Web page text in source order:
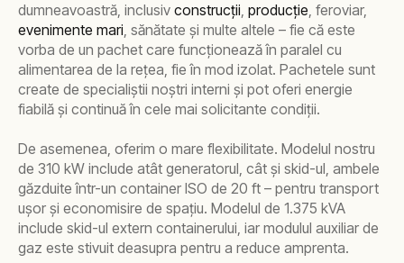
dumneavoastră, inclusiv construcții, producție, feroviar,
evenimente mari, sănătate și multe altele – fie că este
vorba de un pachet care funcționează în paralel cu
alimentarea de la rețea, fie în mod izolat. Pachetele sunt
create de specialiștii noștri interni și pot oferi energie
fiabilă și continuă în cele mai solicitante condiții.
De asemenea, oferim o mare flexibilitate. Modelul nostru
de 310 kW include atât generatorul, cât și skid-ul, ambele
găzduite într-un container ISO de 20 ft – pentru transport
ușor și economisire de spațiu. Modelul de 1.375 kVA
include skid-ul extern containerului, iar modulul auxiliar de
gaz este stivuit deasupra pentru a reduce amprenta.